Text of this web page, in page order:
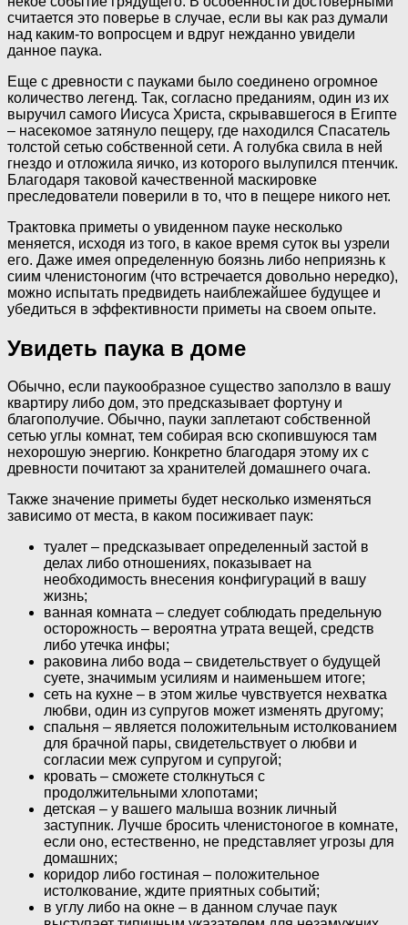
считается это поверье в случае, если вы как раз думали
над каким-то вопросцем и вдруг нежданно увидели
данное паука.
Еще с древности с пауками было соединено огромное
количество легенд. Так, согласно преданиям, один из их
выручил самого Иисуса Христа, скрывавшегося в Египте
– насекомое затянуло пещеру, где находился Спасатель
толстой сетью собственной сети. А голубка свила в ней
гнездо и отложила яичко, из которого вылупился птенчик.
Благодаря таковой качественной маскировке
преследователи поверили в то, что в пещере никого нет.
Трактовка приметы о увиденном пауке несколько
меняется, исходя из того, в какое время суток вы узрели
его. Даже имея определенную боязнь либо неприязнь к
сиим членистоногим (что встречается довольно нередко),
можно испытать предвидеть наиблежайшее будущее и
убедиться в эффективности приметы на своем опыте.
Увидеть паука в доме
Обычно, если паукообразное существо заползло в вашу
квартиру либо дом, это предсказывает фортуну и
благополучие. Обычно, пауки заплетают собственной
сетью углы комнат, тем собирая всю скопившуюся там
нехорошую энергию. Конкретно благодаря этому их с
древности почитают за хранителей домашнего очага.
Также значение приметы будет несколько изменяться
зависимо от места, в каком посиживает паук:
туалет – предсказывает определенный застой в
делах либо отношениях, показывает на
необходимость внесения конфигураций в вашу
жизнь;
ванная комната – следует соблюдать предельную
осторожность – вероятна утрата вещей, средств
либо утечка инфы;
раковина либо вода – свидетельствует о будущей
суете, значимым усилиям и наименьшем итоге;
сеть на кухне – в этом жилье чувствуется нехватка
любви, один из супругов может изменять другому;
спальня – является положительным истолкованием
для брачной пары, свидетельствует о любви и
согласии меж супругом и супругой;
кровать – сможете столкнуться с
продолжительными хлопотами;
детская – у вашего малыша возник личный
заступник. Лучше бросить членистоногое в комнате,
если оно, естественно, не представляет угрозы для
домашних;
коридор либо гостиная – положительное
истолкование, ждите приятных событий;
в углу либо на окне – в данном случае паук